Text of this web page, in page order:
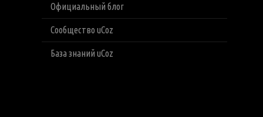
Официальный блог
Сообщество uCoz
База знаний uCoz